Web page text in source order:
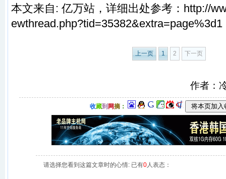
本文来自: 亿万站，详细出处参考：http://
ewthread.php?tid=35382&extra=page%3d1
上一页 1 2 下一页
作者：
收藏到 网摘：
请选择您看到这篇文章时的心情: 已有0人表态：